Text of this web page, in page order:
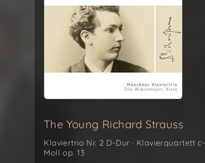
The Young Richard Strauss
Klaviertrio Nr. 2 D-Dur · Klavierquartett c-
Moll op. 13